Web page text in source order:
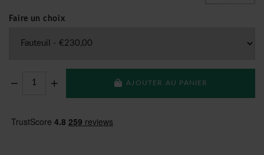
Faire un choix
AJOUTER AU PANIER